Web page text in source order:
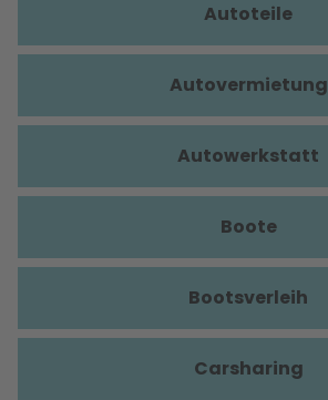
Autoteile
Autovermietung
Autowerkstatt
Boote
Bootsverleih
Carsharing